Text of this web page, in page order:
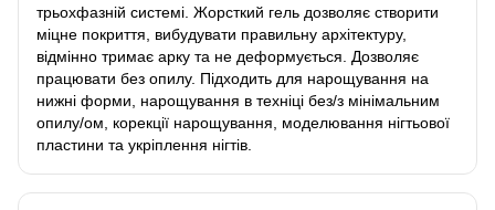
трьохфазній системі. Жорсткий гель дозволяє створити
міцне покриття, вибудувати правильну архітектуру,
відмінно тримає арку та не деформується. Дозволяє
працювати без опилу. Підходить для нарощування на
нижні форми, нарощування в техніці без/з мінімальним
опилу/ом, корекції нарощування, моделювання нігтьової
пластини та укріплення нігтів.